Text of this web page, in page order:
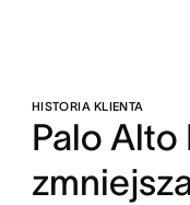
HISTORIA KLIENTA
Palo Alto